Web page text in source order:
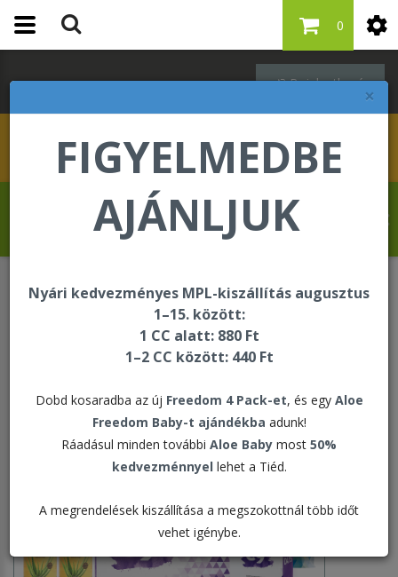
×
FIGYELMEDBE
AJÁNLJUK
Nyári kedvezményes MPL-kiszállítás augusztus
1–15. között:
1 CC alatt: 880 Ft
1–2 CC között: 440 Ft
Dobd kosaradba az új Freedom 4 Pack-et, és egy Aloe
Freedom Baby-t ajándékba adunk!
Ráadásul minden további Aloe Baby most 50%
kedvezménnyel lehet a Tiéd.
A megrendelések kiszállítása a megszokottnál több időt
vehet igénybe.
Bejelentkezés
0
Schleppné Dr. Kasz Edit üdvözli Önt a
Forever Living internetes áruházában!
Egységcsomagok
C9 Aloe Vera Gel - Ultra Vanilla